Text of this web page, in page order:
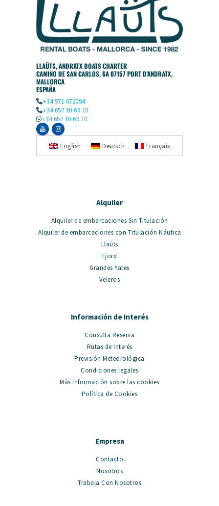
LLAÜTS, ANDRATX BOATS CHARTER
CAMINO DE SAN CARLOS, 6A 07157 PORT D'ANDRATX,
MALLORCA
ESPAÑA
+34 971 672094
+34 657 10 69 10
+34 657 10 69 10
English Deutsch Français
Alquiler
Alquiler de embarcaciones Sin Titulación
Alquiler de embarcaciones con Titulación Náutica
Llaüts
Fjord
Grandes Yates
Veleros
Información de Interés
Consulta Reserva
Rutas de Interés
Previsión Meteorológica
Condiciones legales
Más información sobre las cookies
Política de Cookies
Empresa
Contacto
Nosotros
Trabaja Con Nosotros